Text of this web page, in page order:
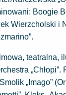
Boogie
Wierzcholski i
teatralna,
„Chłopi”.
„Imago”